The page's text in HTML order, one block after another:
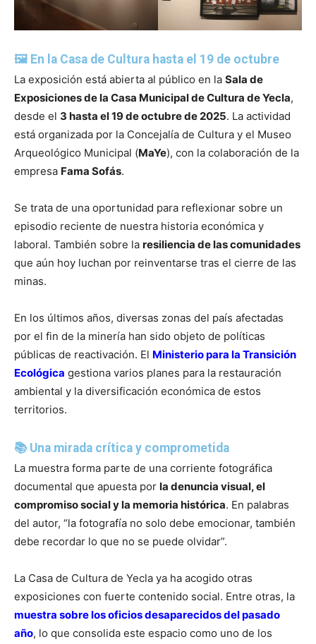
🖼️ En la Casa de Cultura hasta el 19 de octubre
La exposición está abierta al público en la Sala de
Exposiciones de la Casa Municipal de Cultura de Yecla,
desde el 3 hasta el 19 de octubre de 2025. La actividad
está organizada por la Concejalía de Cultura y el Museo
Arqueológico Municipal (MaYe), con la colaboración de la
empresa Fama Sofás.
Se trata de una oportunidad para reflexionar sobre un
episodio reciente de nuestra historia económica y
laboral. También sobre la resiliencia de las comunidades
que aún hoy luchan por reinventarse tras el cierre de las
minas.
En los últimos años, diversas zonas del país afectadas
por el fin de la minería han sido objeto de políticas
públicas de reactivación. El Ministerio para la Transición
Ecológica gestiona varios planes para la restauración
ambiental y la diversificación económica de estos
territorios.
📚 Una mirada crítica y comprometida
La muestra forma parte de una corriente fotográfica
documental que apuesta por la denuncia visual, el
compromiso social y la memoria histórica. En palabras
del autor, “la fotografía no solo debe emocionar, también
debe recordar lo que no se puede olvidar”.
La Casa de Cultura de Yecla ya ha acogido otras
exposiciones con fuerte contenido social. Entre otras, la
muestra sobre los oficios desaparecidos del pasado
año, lo que consolida este espacio como uno de los